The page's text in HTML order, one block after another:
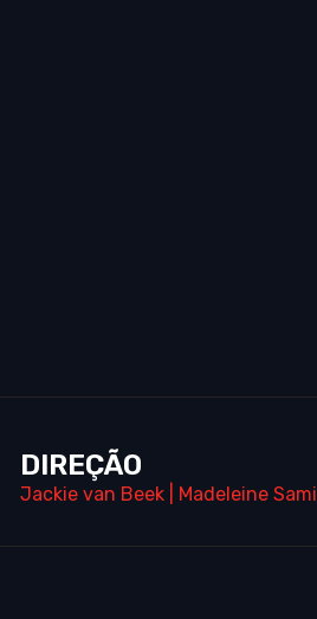
DIREÇÃO
Jackie van Beek| Madeleine Sami